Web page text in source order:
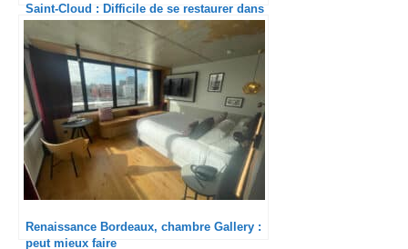
Saint-Cloud : Difficile de se restaurer dans
la pampa
Renaissance Bordeaux, chambre Gallery :
peut mieux faire